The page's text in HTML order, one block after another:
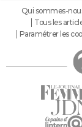
Qui sommes-
Tous les
Paramétrer les